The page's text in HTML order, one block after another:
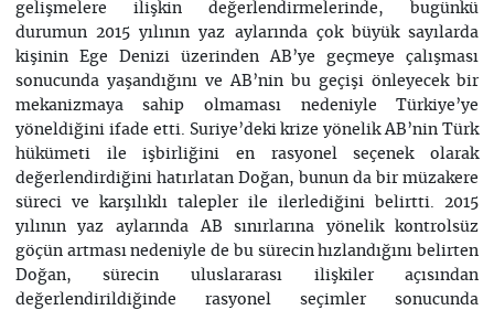
gelişmelere ilişkin değerlendirmelerinde, bugünkü
durumun 2015 yılının yaz aylarında çok büyük sayılarda
kişinin Ege Denizi üzerinden AB’ye geçmeye çalışması
sonucunda yaşandığını ve AB’nin bu geçişi önleyecek bir
mekanizmaya sahip olmaması nedeniyle Türkiye’ye
yöneldiğini ifade etti. Suriye’deki krize yönelik AB’nin Türk
hükümeti ile işbirliğini en rasyonel seçenek olarak
değerlendirdiğini hatırlatan Doğan, bunun da bir müzakere
süreci ve karşılıklı talepler ile ilerlediğini belirtti. 2015
yılının yaz aylarında AB sınırlarına yönelik kontrolsüz
göçün artması nedeniyle de bu sürecin hızlandığını belirten
Doğan, sürecin uluslararası ilişkiler açısından
değerlendirildiğinde rasyonel seçimler sonucunda